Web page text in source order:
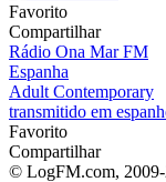
Favorito
Compartilhar
Rádio Ona Mar FM
Espanha
Adult Contemporary
transmitido em
Favorito
Compartilhar
© LogFM.com,